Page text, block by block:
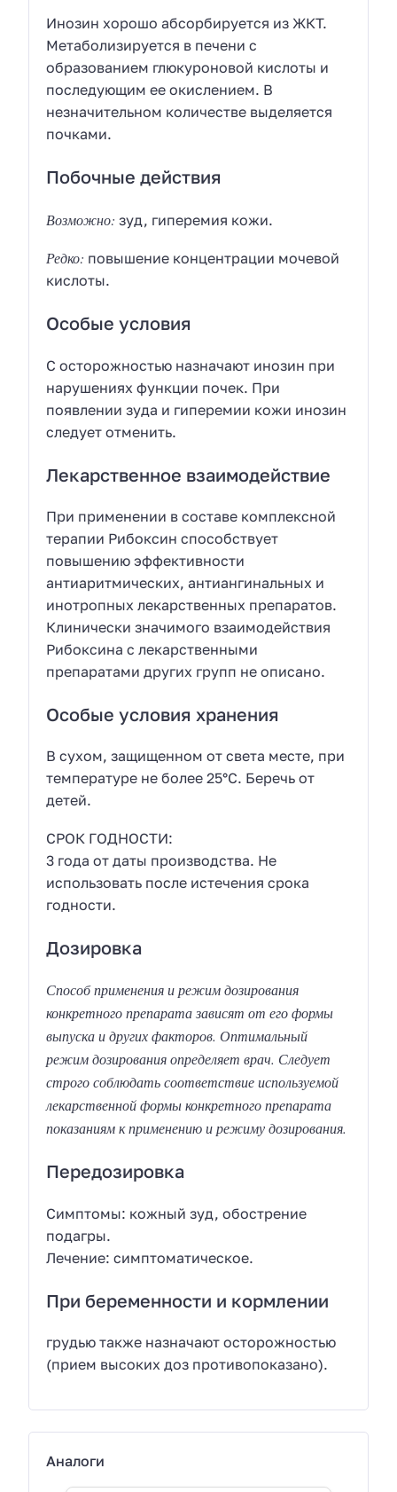
Инозин хорошо абсорбируется из ЖКТ.
Метаболизируется в печени с
образованием глюкуроновой кислоты и
последующим ее окислением. В
незначительном количестве выделяется
почками.
Побочные действия
Возможно: зуд, гиперемия кожи.
Редко: повышение концентрации мочевой
кислоты.
Особые условия
С осторожностью назначают инозин при
нарушениях функции почек. При
появлении зуда и гиперемии кожи инозин
следует отменить.
Лекарственное взаимодействие
При применении в составе комплексной
терапии Рибоксин способствует
повышению эффективности
антиаритмических, антиангинальных и
инотропных лекарственных препаратов.
Клинически значимого взаимодействия
Рибоксина с лекарственными
препаратами других групп не описано.
Особые условия хранения
В сухом, защищенном от света месте, при
температуре не более 25°С. Беречь от
детей.
СРОК ГОДНОСТИ:
3 года от даты производства. Не
использовать после истечения срока
годности.
Дозировка
Способ применения и режим дозирования
конкретного препарата зависят от его формы
выпуска и других факторов. Оптимальный
режим дозирования определяет врач. Следует
строго соблюдать соответствие используемой
лекарственной формы конкретного препарата
показаниям к применению и режиму дозирования.
Передозировка
Симптомы: кожный зуд, обострение
подагры.
Лечение: симптоматическое.
При беременности и кормлении
грудью также назначают осторожностью
(прием высоких доз противопоказано).
Аналоги